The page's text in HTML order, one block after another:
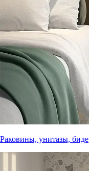
Раковины, унитазы, биде